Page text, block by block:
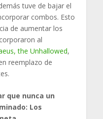
tuve de bajar el
combos. Esto
de aumentar los
al
the Unhallowed,
reemplazo de
que nunca un
Los